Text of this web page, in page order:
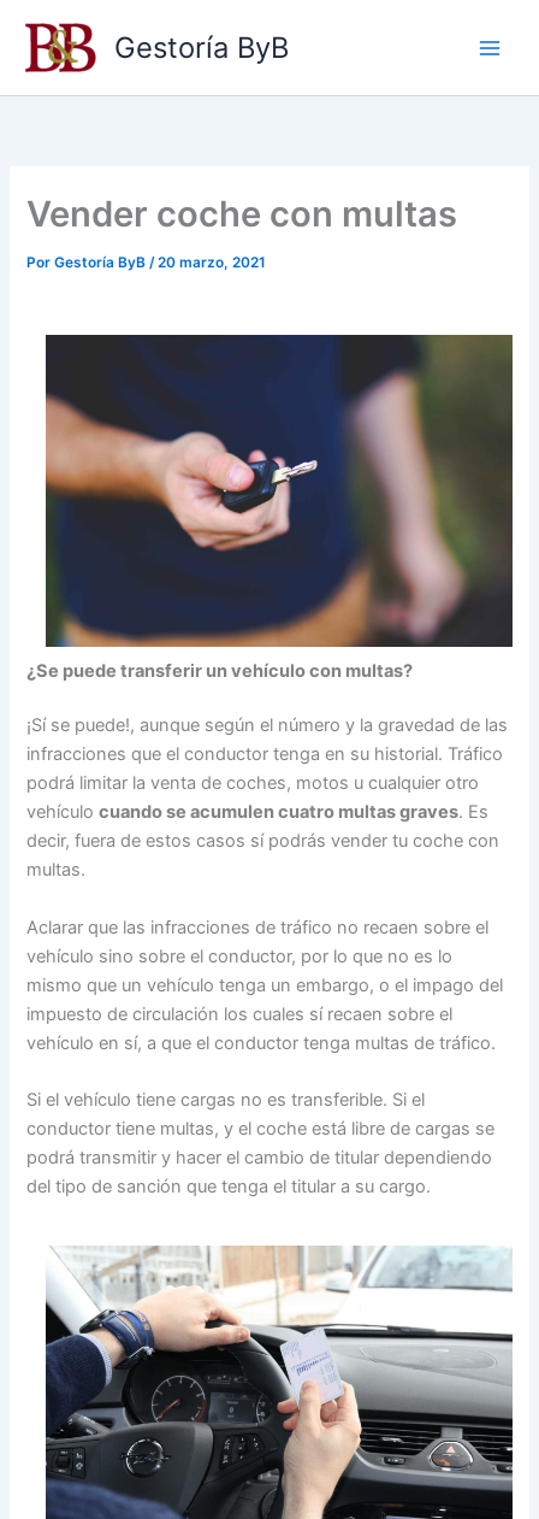
contenido
Gestoría ByB
Vender coche con multas
PorGestoría ByB/20 marzo, 2021
¿Se puede transferir un vehículo con multas?
¡Sí se puede!, aunque según el número y la gravedad de las
infracciones que el conductor tenga en su historial. Tráfico
podrá limitar la venta de coches, motos u cualquier otro
vehículocuando se acumulen cuatro multas graves. Es
decir, fuera de estos casos sí podrás vender tu coche con
multas.
Aclarar que las infracciones de tráfico no recaen sobre el
vehículo sino sobre el conductor, por lo que no es lo
mismo que un vehículo tenga un embargo, o el impago del
impuesto de circulación los cuales sí recaen sobre el
vehículo en sí, a que el conductor tenga multas de tráfico.
Si el vehículo tiene cargas no es transferible. Si el
conductor tiene multas, y el coche está libre de cargas se
podrá transmitir y hacer el cambio de titular dependiendo
del tipo de sanción que tenga el titular a su cargo.